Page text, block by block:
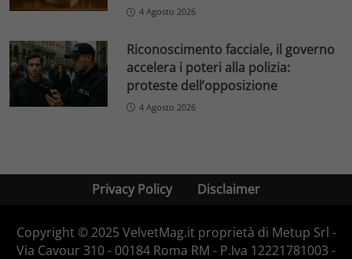
4 Agosto 2026
Riconoscimento facciale, il governo
accelera i poteri alla polizia:
proteste dell’opposizione
4 Agosto 2026
Privacy Policy Disclaimer
Copyright © 2025 VelvetMag.it proprietà di Metup Srl -
Via Cavour 310 - 00184 Roma RM - P.Iva 12221781003 -